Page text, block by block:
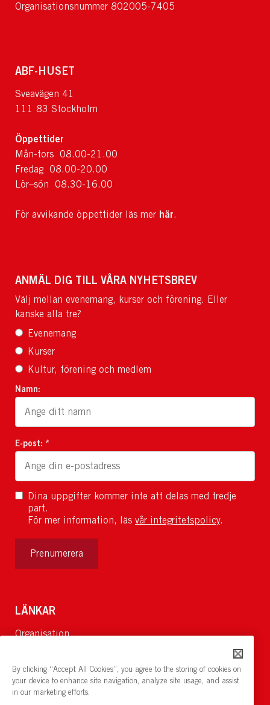
Organisationsnummer 802005-7405
ABF-HUSET
Sveavägen 41
111 83 Stockholm
Öppettider
Mån-tors 08.00-21.00
Fredag 08.00-20.00
Lör–sön 08.30-16.00
För avvikande öppettider läs mer här.
ANMÄL DIG TILL VÅRA NYHETSBREV
Välj mellan evenemang, kurser och förening. Eller
kanske alla tre?
Evenemang
Kurser
Kultur, förening och medlem
Namn:
E-post: *
Dina uppgifter kommer inte att delas med tredje
part.
För mer information, läs vår integritetspolicy.
Prenumerera
LÄNKAR
Organisation
Lediga jobb
Nyheter och pressrum
By clicking “Accept All Cookies”, you agree to the storing of cookies on
your device to enhance site navigation, analyze site usage, and assist
in our marketing efforts.